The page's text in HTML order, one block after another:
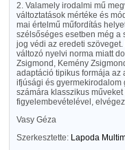
2. Valamely irodalmi mű
változtatások mértéke és
mai értelmű műfordítás
szélsőséges esetben még a
jog védi az eredeti
változó nyelvi norma miatt
Zsigmond, Kemény
adaptáció tipikus formája az
ifjúsági és gyermekirodalom
számára klasszikus
figyelembevételével,
Vasy Géza
Szerkesztette: Lapoda